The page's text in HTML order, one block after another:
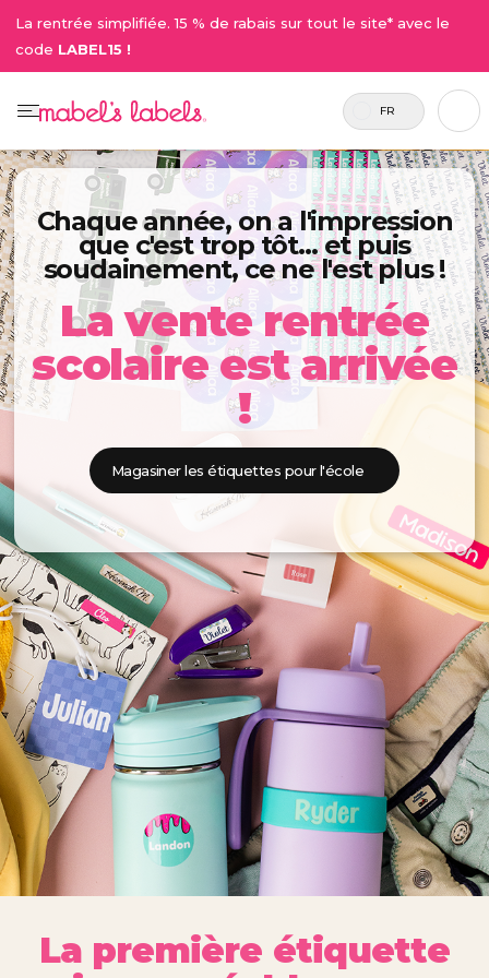
La rentrée simplifiée. 15 % de rabais sur tout le site* avec le
code LABEL15 !
FR
Chaque année, on a l'impression
que c'est trop tôt… et puis
soudainement, ce ne l'est plus !
La vente rentrée
scolaire est arrivée
!
Magasiner les étiquettes pour l'école
La première étiquette